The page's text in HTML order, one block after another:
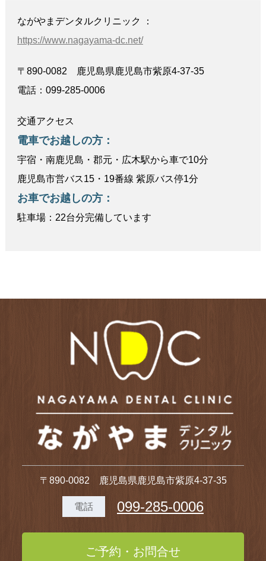
ながやまデンタルクリニック ：
https://www.nagayama-dc.net/
〒890-0082 鹿児島県鹿児島市紫原4-37-35
電話：099-285-0006
交通アクセス
電車でお越しの方：
宇宿・南鹿児島・郡元・広木駅から車で10分
鹿児島市営バス15・19番線 紫原バス停1分
お車でお越しの方：
駐車場：22台分完備しています
〒890-0082 鹿児島県鹿児島市紫原4-37-35
電話 099-285-0006
ご予約・お問合せ